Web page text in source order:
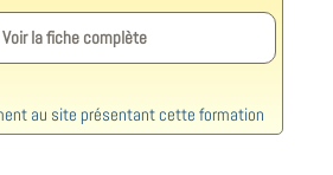
Voir la fiche complète
au site présentant cette formation